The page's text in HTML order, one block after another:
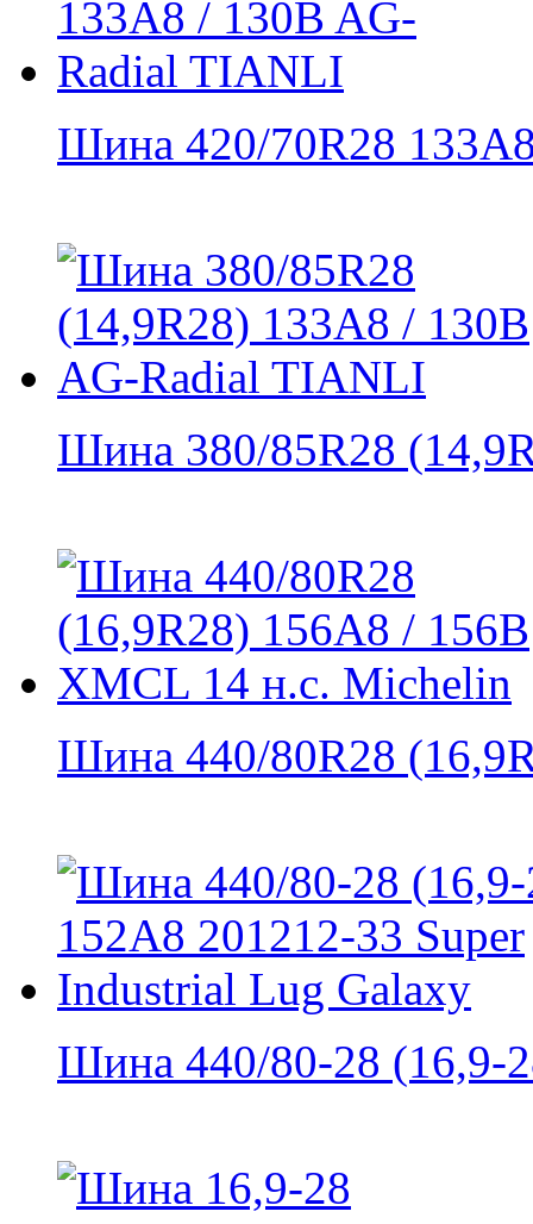
Шина 420/70R28
Шина 380/85R28
Шина 440/80R28
Шина 440/80-28 (16,9-